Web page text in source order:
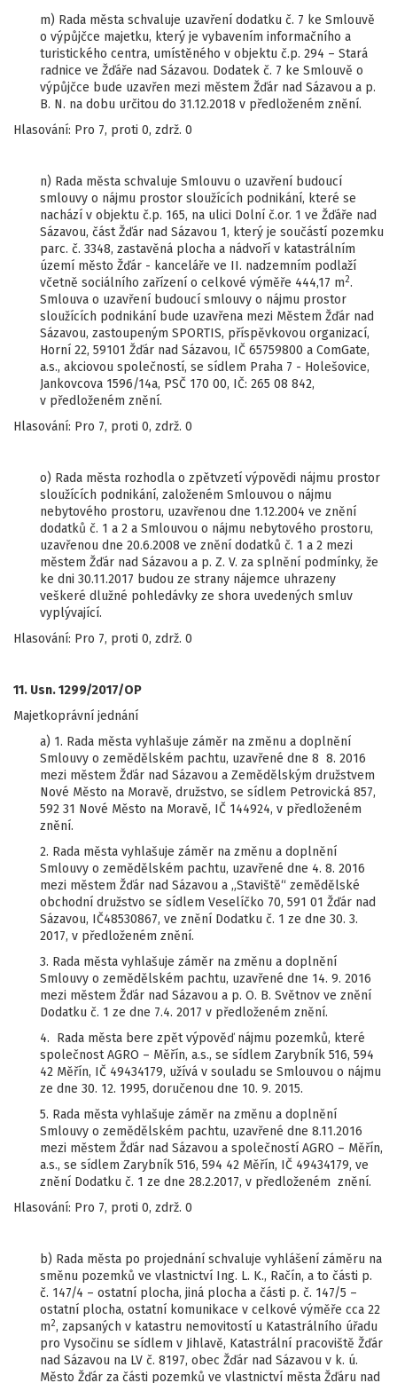
m) Rada města schvaluje uzavření dodatku č. 7 ke Smlouvě
o výpůjčce majetku, který je vybavením informačního a
turistického centra, umístěného v objektu č.p. 294 – Stará
radnice ve Žďáře nad Sázavou. Dodatek č. 7 ke Smlouvě o
výpůjčce bude uzavřen mezi městem Žďár nad Sázavou a p.
B. N. na dobu určitou do 31.12.2018 v předloženém znění.
Hlasování: Pro 7, proti 0, zdrž. 0
n) Rada města schvaluje Smlouvu o uzavření budoucí
smlouvy o nájmu prostor sloužících podnikání, které se
nachází v objektu č.p. 165, na ulici Dolní č.or. 1 ve Žďáře nad
Sázavou, část Žďár nad Sázavou 1, který je součástí pozemku
parc. č. 3348, zastavěná plocha a nádvoří v katastrálním
území město Žďár - kanceláře ve II. nadzemním podlaží
včetně sociálního zařízení o celkové výměře 444,17 m2.
Smlouva o uzavření budoucí smlouvy o nájmu prostor
sloužících podnikání bude uzavřena mezi Městem Žďár nad
Sázavou, zastoupeným SPORTIS, příspěvkovou organizací,
Horní 22, 59101 Žďár nad Sázavou, IČ 65759800 a ComGate,
a.s., akciovou společností, se sídlem Praha 7 - Holešovice,
Jankovcova 1596/14a, PSČ 170 00, IČ: 265 08 842,
v předloženém znění.
Hlasování: Pro 7, proti 0, zdrž. 0
o) Rada města rozhodla o zpětvzetí výpovědi nájmu prostor
sloužících podnikání, založeném Smlouvou o nájmu
nebytového prostoru, uzavřenou dne 1.12.2004 ve znění
dodatků č. 1 a 2 a Smlouvou o nájmu nebytového prostoru,
uzavřenou dne 20.6.2008 ve znění dodatků č. 1 a 2 mezi
městem Žďár nad Sázavou a p. Z. V. za splnění podmínky, že
ke dni 30.11.2017 budou ze strany nájemce uhrazeny
veškeré dlužné pohledávky ze shora uvedených smluv
vyplývající.
Hlasování: Pro 7, proti 0, zdrž. 0
11. Usn. 1299/2017/OP
Majetkoprávní jednání
a) 1. Rada města vyhlašuje záměr na změnu a doplnění
Smlouvy o zemědělském pachtu, uzavřené dne 8 8. 2016
mezi městem Žďár nad Sázavou a Zemědělským družstvem
Nové Město na Moravě, družstvo, se sídlem Petrovická 857,
592 31 Nové Město na Moravě, IČ 144924, v předloženém
znění.
2. Rada města vyhlašuje záměr na změnu a doplnění
Smlouvy o zemědělském pachtu, uzavřené dne 4. 8. 2016
mezi městem Žďár nad Sázavou a „Staviště“ zemědělské
obchodní družstvo se sídlem Veselíčko 70, 591 01 Žďár nad
Sázavou, IČ48530867, ve znění Dodatku č. 1 ze dne 30. 3.
2017, v předloženém znění.
3. Rada města vyhlašuje záměr na změnu a doplnění
Smlouvy o zemědělském pachtu, uzavřené dne 14. 9. 2016
mezi městem Žďár nad Sázavou a p. O. B. Světnov ve znění
Dodatku č. 1 ze dne 7.4. 2017 v předloženém znění.
4. Rada města bere zpět výpověď nájmu pozemků, které
společnost AGRO – Měřín, a.s., se sídlem Zarybník 516, 594
42 Měřín, IČ 49434179, užívá v souladu se Smlouvou o nájmu
ze dne 30. 12. 1995, doručenou dne 10. 9. 2015.
5. Rada města vyhlašuje záměr na změnu a doplnění
Smlouvy o zemědělském pachtu, uzavřené dne 8.11.2016
mezi městem Žďár nad Sázavou a společností AGRO – Měřín,
a.s., se sídlem Zarybník 516, 594 42 Měřín, IČ 49434179, ve
znění Dodatku č. 1 ze dne 28.2.2017, v předloženém znění.
Hlasování: Pro 7, proti 0, zdrž. 0
b) Rada města po projednání schvaluje vyhlášení záměru na
směnu pozemků ve vlastnictví Ing. L. K., Račín, a to části p.
č. 147/4 – ostatní plocha, jiná plocha a části p. č. 147/5 –
ostatní plocha, ostatní komunikace v celkové výměře cca 22
m2, zapsaných v katastru nemovitostí u Katastrálního úřadu
pro Vysočinu se sídlem v Jihlavě, Katastrální pracoviště Žďár
nad Sázavou na LV č. 8197, obec Žďár nad Sázavou v k. ú.
Město Žďár za části pozemků ve vlastnictví města Žďáru nad